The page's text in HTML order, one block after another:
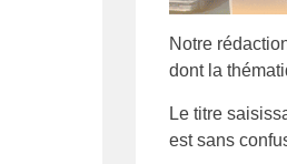
Notre
dont la
Le titre
est sans